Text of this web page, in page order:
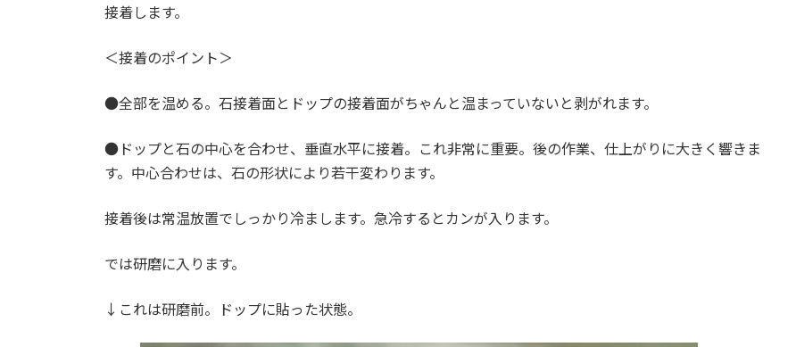
接着します。
＜接着のポイント＞
●全部を温める。石接着面とドップの接着面がちゃんと温まっていないと剥がれます。
●ドップと石の中心を合わせ、垂直水平に接着。これ非常に重要。後の作業、仕上がりに大きく響きま
す。中心合わせは、石の形状により若干変わります。
接着後は常温放置でしっかり冷まします。急冷するとカンが入ります。
では研磨に入ります。
↓これは研磨前。ドップに貼った状態。